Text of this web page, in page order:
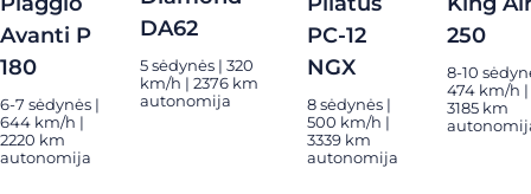
Avanti P
180
6-7 sėdynės |
644 km/h |
2220 km
autonomija
DA62
5 sėdynės | 320
km/h | 2376 km
autonomija
PC-12
NGX
8 sėdynės |
500 km/h |
3339 km
autonomija
250
8-10
474 km/h |
3185 km